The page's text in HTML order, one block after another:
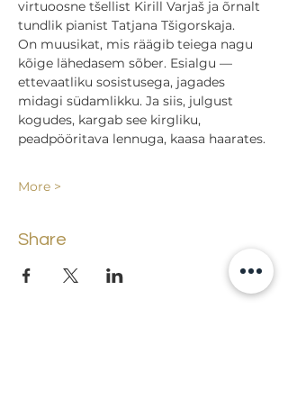
virtuoosne tšellist Kirill Varjaš ja õrnalt
tundlik pianist Tatjana Tšigorskaja.
On muusikat, mis räägib teiega nagu
kõige lähedasem sõber. Esialgu —
ettevaatliku sosistusega, jagades
midagi südamlikku. Ja siis, julgust
kogudes, kargab see kirgliku,
peadpööritava lennuga, kaasa haarates.
More >
Share